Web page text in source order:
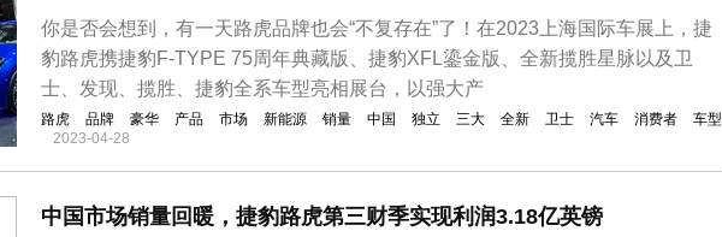
你是否会想到，有一天路虎品牌也会“不复存在”了！在2023上海国际车展上，捷
豹路虎携捷豹F-TYPE 75周年典藏版、捷豹XFL鎏金版、全新揽胜星脉以及卫
士、发现、揽胜、捷豹全系车型亮相展台，以强大产
路虎 品牌 豪华 产品 市场 新能源 销量 中国 独立 三大 全新 卫士 汽车 消费者
车型
2023-04-28
中国市场销量回暖，捷豹路虎第三财季实现利润3.18亿英镑